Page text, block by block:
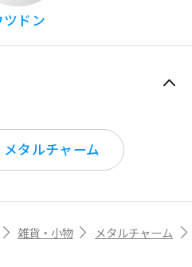
ツドン
メタルチャーム
雑貨・小物 メタルチャーム